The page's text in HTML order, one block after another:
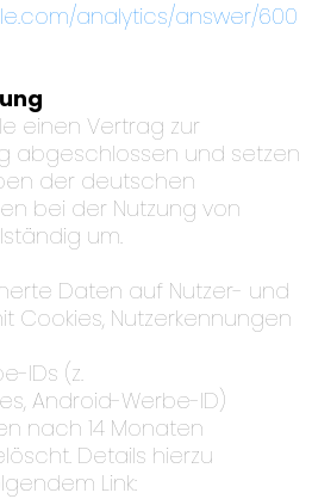
analytics/answer/600
einen Vertrag zur
abgeschlossen und setzen
der deutschen
bei der Nutzung von
um.
Daten auf Nutzer- und
Cookies, Nutzerkennungen
IDs (z.
Android-Werbe-ID)
nach 14 Monaten
Details hierzu
Link: